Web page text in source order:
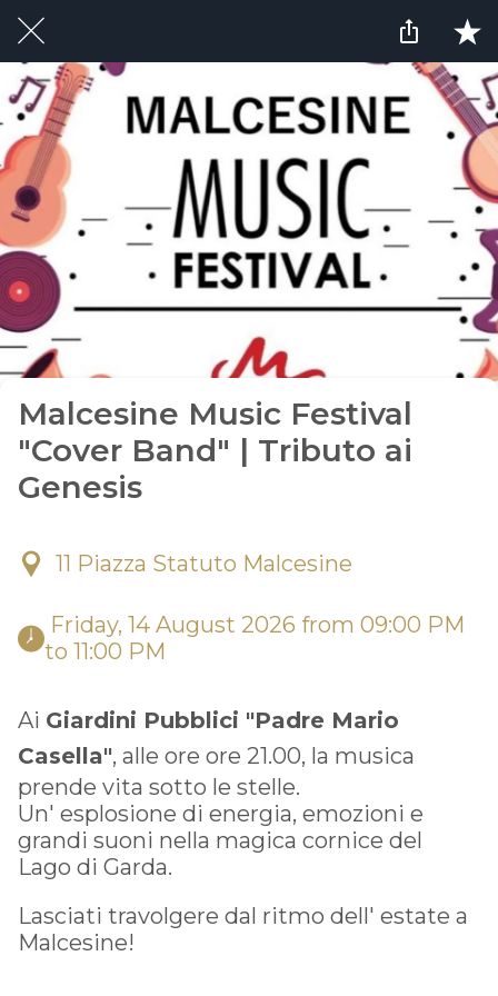
Malcesine Music Festival
"Cover Band" | Tributo ai
Genesis
11 Piazza Statuto Malcesine
to 11:00 PM
Ai Giardini Pubblici "Padre Mario
Casella", alle ore ore 21.00, la musica
prende vita sotto le stelle.
Un' esplosione di energia, emozioni e
grandi suoni nella magica cornice del
Lago di Garda.
Lasciati travolgere dal ritmo dell' estate a
Malcesine!